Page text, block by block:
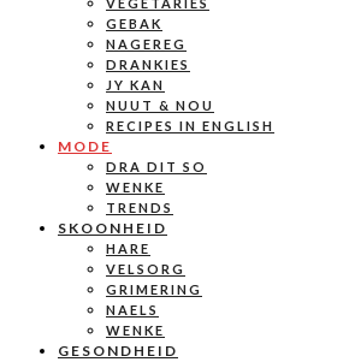
GEBAK
NAGEREG
DRANKIES
JY KAN
NUUT & NOU
RECIPES IN ENGLISH
MODE
DRA DIT SO
WENKE
TRENDS
SKOONHEID
HARE
VELSORG
GRIMERING
NAELS
WENKE
GESONDHEID